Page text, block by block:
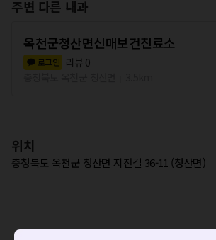
주변 다른 내과
옥천군청산면신매보건진료소
로그인 리뷰 0
위치
충청북도 옥천군 청산면 지전길 36-11 (청산면)